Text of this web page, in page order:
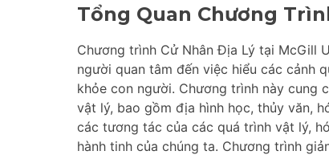
Tổng Quan Chương
Chương trình Cử Nhân Địa Lý tại McGill
người quan tâm đến việc hiểu các cảnh
khỏe con người. Chương trình này cung
vật lý, bao gồm địa hình học, thủy văn,
các tương tác của các quá trình vật lý,
hành tinh của chúng ta. Chương trình